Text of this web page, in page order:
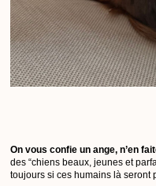
On vous confie un ange, n’en
des “chiens beaux, jeunes et
toujours si ces humains là seront